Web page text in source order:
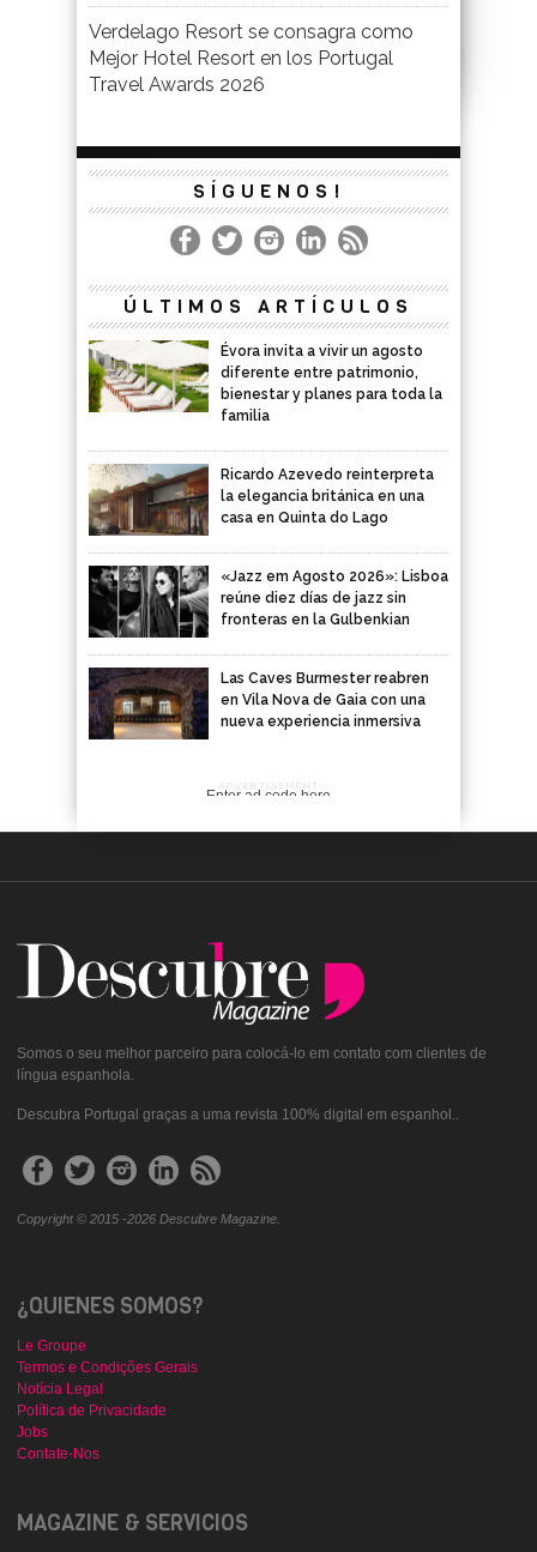
Verdelago Resort se consagra como
Mejor Hotel Resort en los Portugal
Travel Awards 2026
SÍGUENOS!
ÚLTIMOS ARTÍCULOS
Évora invita a vivir un agosto
diferente entre patrimonio,
bienestar y planes para toda la
familia
Ricardo Azevedo reinterpreta
la elegancia británica en una
casa en Quinta do Lago
«Jazz em Agosto 2026»: Lisboa
reúne diez días de jazz sin
fronteras en la Gulbenkian
Las Caves Burmester reabren
en Vila Nova de Gaia con una
nueva experiencia inmersiva
ADVERTISEMENT
Enter ad code here
Somos o seu melhor parceiro para colocá-lo em contato com clientes de
língua espanhola.
Descubra Portugal graças a uma revista 100% digital em espanhol..
Copyright © 2015 -2026 Descubre Magazine.
¿QUIENES SOMOS?
Le Groupe
Termos e Condições Gerais
Notícia Legal
Política de Privacidade
Jobs
Contate-Nos
MAGAZINE & SERVICIOS